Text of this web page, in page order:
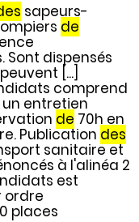
sapeurs-
de
Sont dispensés
[...]
comprend
entretien
de 70h en
Publication des
sanitaire et
à l'alinéa 2
est
ordre
places